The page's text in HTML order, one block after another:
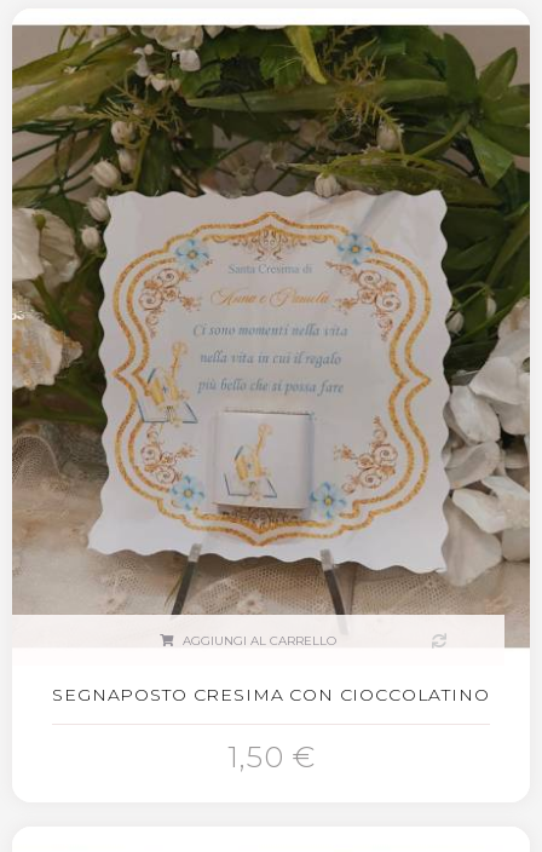
AGGIUNGI AL CARRELLO
SEGNAPOSTO CRESIMA CON CIOCCOLATINO
1,50 €